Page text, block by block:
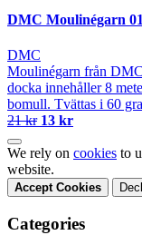
DMC Moulinégarn
DMC
Moulinégarn från
docka innehåller 8
bomull. Tvättas i 60
21 kr 13 kr
We rely on cookies to
website.
Accept Cookies
Categories